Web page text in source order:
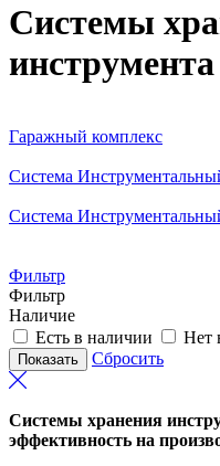
Системы
Гаражный комплекс
Система
Система
Фильтр
Фильтр
Наличие
Есть в наличии
Нет
Сбросить
Системы хранения
эффективность на